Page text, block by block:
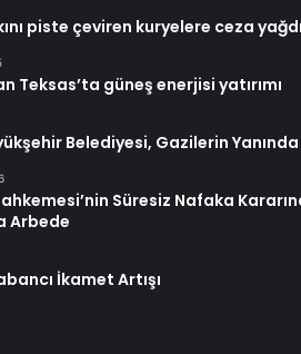
piste çeviren kuryelere ceza yağdı
Teksas’ta güneş enerjisi yatırımı
Belediyesi, Gazilerin Yanında
Süresiz Nafaka
Arbede
İkamet Artışı